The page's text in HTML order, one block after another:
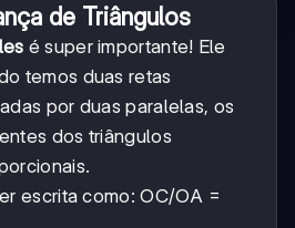
de Triângulos
é super importante! Ele
temos duas retas
por duas paralelas, os
dos triângulos
escrita como: OC/OA =